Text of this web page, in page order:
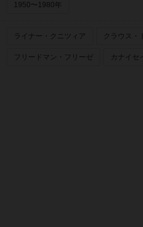
1950〜1980年
ライナー・クニツィア クラウス・
フリードマン・フリーゼ カナイセ